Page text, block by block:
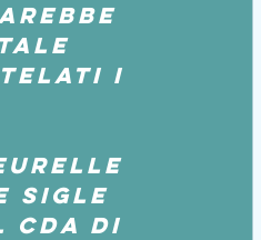
i
sigle
Cda di